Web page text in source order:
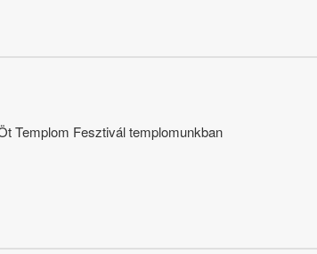
Templom Fesztivál templomunkban